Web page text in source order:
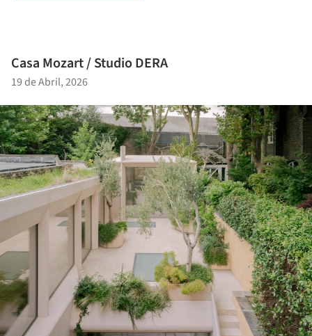
Casa Mozart / Studio DERA
19 de Abril, 2026